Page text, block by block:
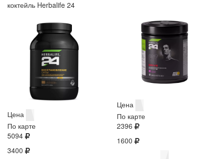
коктейль Herbalife 24
Цена
По карте
5094
3400
Цена
По карте
2396
1600